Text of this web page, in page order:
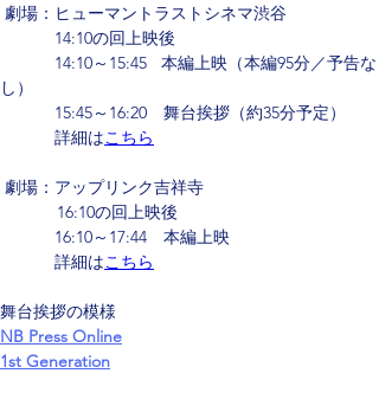
劇場：ヒューマントラストシネマ渋谷
14:10の回上映後
14:10～15:45   本編上映（本編95分／予告な
し）
15:45～16:20　舞台挨拶（約35分予定）
詳細はこちら
劇場：アップリンク吉祥寺
            16:10の回上映後
16:10～17:44　本編上映
詳細はこちら
舞台挨拶の模様
NB Press Online
1st Generation